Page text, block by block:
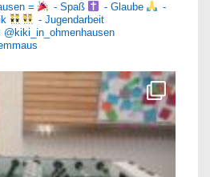
= - Spaß - Glaube
-
- Jugendarbeit
@kiki_in_ohmenhausen